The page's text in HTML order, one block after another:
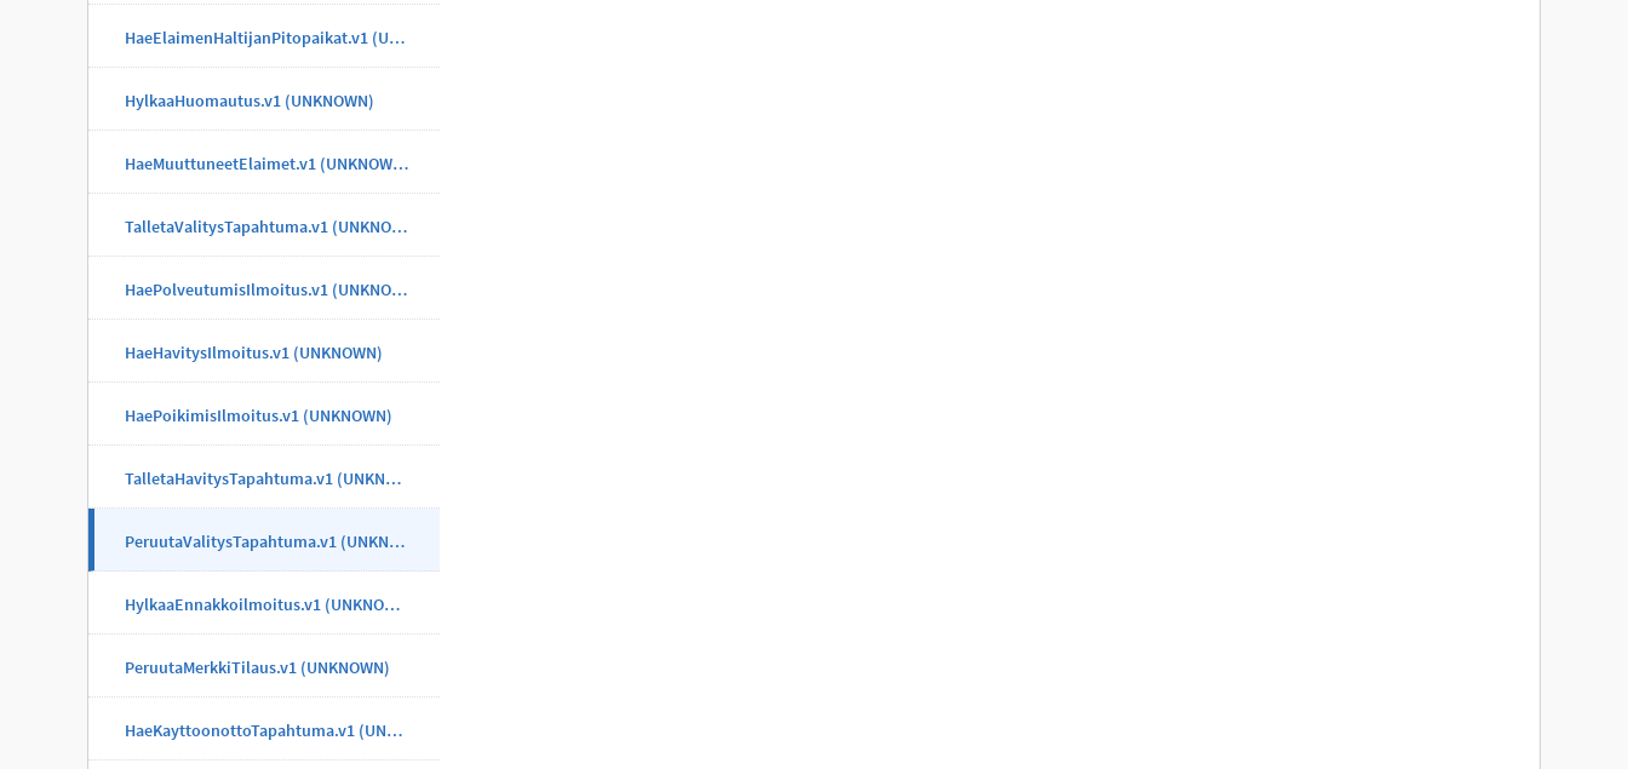
HaeElaimenHaltijanPitopaikat.v1 (UNKNOWN)
HylkaaHuomautus.v1 (UNKNOWN)
HaeMuuttuneetElaimet.v1 (UNKNOWN)
TalletaValitysTapahtuma.v1 (UNKNOWN)
HaePolveutumisIlmoitus.v1 (UNKNOWN)
HaeHavitysIlmoitus.v1 (UNKNOWN)
HaePoikimisIlmoitus.v1 (UNKNOWN)
TalletaHavitysTapahtuma.v1 (UNKNOWN)
PeruutaValitysTapahtuma.v1 (UNKNOWN)
HylkaaEnnakkoilmoitus.v1 (UNKNOWN)
PeruutaMerkkiTilaus.v1 (UNKNOWN)
HaeKayttoonottoTapahtuma.v1 (UNKNOWN)